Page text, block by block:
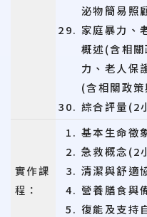
泌物簡易照
家庭暴力、
概述(含相
力、老人保
(含相關政
綜合評量(2
實作課
程：
基本生命徵
急救概念(2
清潔與舒適
營養膳食與
復能及支持